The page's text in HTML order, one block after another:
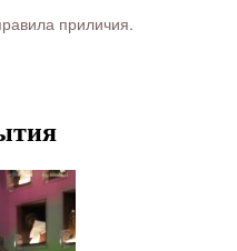
приличия.